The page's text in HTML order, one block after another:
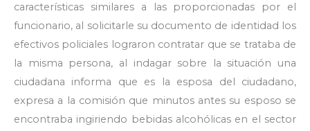
características similares a las proporcionadas por el
funcionario, al solicitarle su documento de identidad los
efectivos policiales lograron contratar que se trataba de
la misma persona, al indagar sobre la situación una
ciudadana informa que es la esposa del ciudadano,
expresa a la comisión que minutos antes su esposo se
encontraba ingiriendo bebidas alcohólicas en el sector